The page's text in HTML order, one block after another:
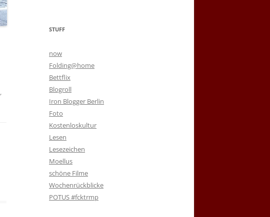
,
STUFF
now
Folding@home
Bettflix
Blogroll
Iron Blogger Berlin
Foto
Kostenloskultur
Lesen
Lesezeichen
Moellus
schöne Filme
Wochenrückblicke
POTUS #fcktrmp